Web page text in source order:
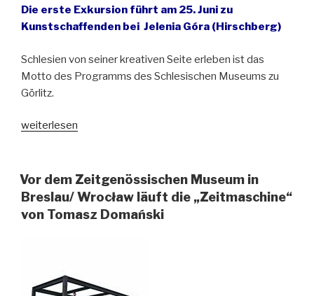
Die erste Exkursion führt am 25. Juni zu
Kunstschaffenden bei Jelenia Góra (Hirschberg)
Schlesien von seiner kreativen Seite erleben ist das
Motto des Programms des Schlesischen Museums zu
Görlitz.
„Fahrplan
Programm
steht
weiterlesen
Vor dem Zeitgenössischen Museum in
Breslau/ Wrocław läuft die „Zeitmaschine“
von Tomasz Domański